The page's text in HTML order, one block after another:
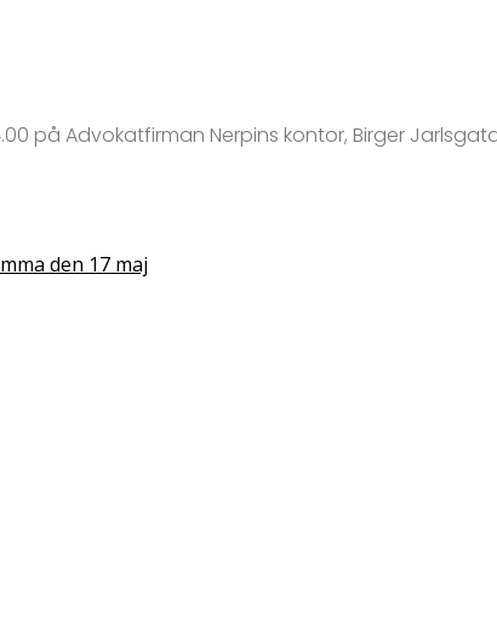
på Advokatfirman Nerpins kontor, Birger
den 17 maj